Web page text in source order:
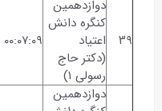
۳۹
دوازدهمین
کنگره دانش
اعتیاد
(دکتر حاج
رسولی ۱)
۰۰:۰۷:۰۹
دوازدهمین